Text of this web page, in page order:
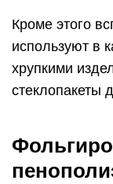
Кроме этого
используют в
хрупкими
стеклопакеты